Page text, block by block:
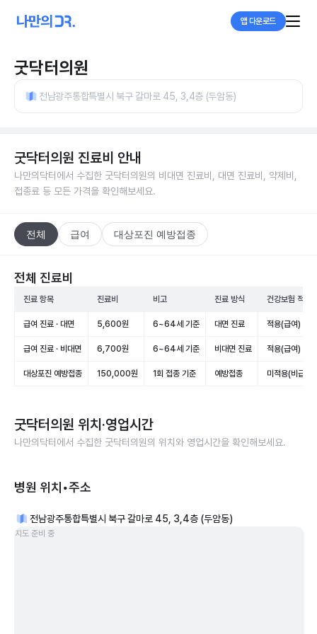
앱 다운로드
굿닥터의원
전남광주통합특별시 북구 갈마로 45, 3,4층 (두암동)
굿닥터의원 진료비 안내
나만의닥터에서 수집한 굿닥터의원의 비대면 진료비, 대면 진료비, 약제비,
접종료 등 모든 가격을 확인해보세요.
전체 급여 대상포진 예방접종
전체 진료비
진료 항목 진료비 비고 진료 방식 건강보험 적용
급여 진료 · 대면 5,600원 6~64세 기준 대면 진료 적용(급여)
급여 진료 · 비대면 6,700원 6~64세 기준 비대면 진료 적용(급여)
대상포진 예방접종 150,000원 1회 접종 기준 예방접종 미적용(비급여)
굿닥터의원 위치·영업시간
나만의닥터에서 수집한 굿닥터의원의 위치와 영업시간을 확인해보세요.
병원 위치•주소
전남광주통합특별시 북구 갈마로 45, 3,4층 (두암동)
지도 준비 중